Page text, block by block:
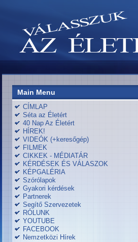
Main Menu
CÍMLAP
Séta az Életért
40 Nap Az Életért
HÍREK!
VIDEÓK (+keresőgép)
FILMEK
CIKKEK - MÉDIATÁR
KÉRDÉSEK ÉS VÁLASZOK
KÉPGALÉRIA
Szórólapok
Gyakori kérdések
Partnerek
Segítő Szervezetek
RÓLUNK
YOUTUBE
FACEBOOK
Nemzetközi Hírek